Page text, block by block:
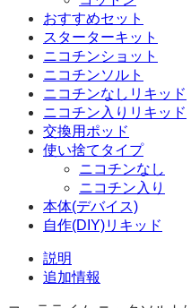
おすすめセット
スターターキット
ニコチンショット
ニコチンソルト
ニコチンなしリキッド
ニコチン入りリキッド
交換用ポッド
使い捨てタイプ
ニコチンなし
ニコチン入り
本体(デバイス)
自作(DIY)リキッド
説明
追加情報